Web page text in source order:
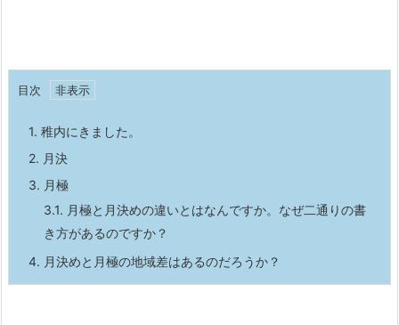
目次
1. 稚内にきました。
2. 月決
3. 月極
3.1. 月極と月決めの違いとはなんですか。なぜ二通りの書
き方があるのですか？
4. 月決めと月極の地域差はあるのだろうか？